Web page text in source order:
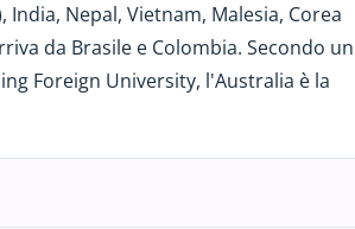
Nepal, Vietnam, Malesia, Corea
da Brasile e Colombia. Secondo un
Foreign University, l'Australia è la